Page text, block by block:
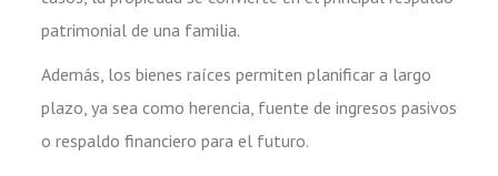
patrimonial de una familia.
Además, los bienes raíces permiten planificar a largo
plazo, ya sea como herencia, fuente de ingresos pasivos
o respaldo financiero para el futuro.